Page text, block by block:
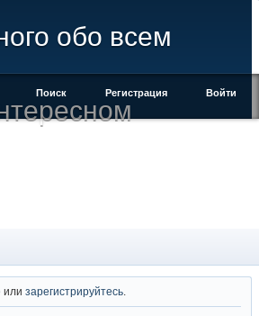
обо всем
Поиск Регистрация Войти
илизарегистрируйтесь